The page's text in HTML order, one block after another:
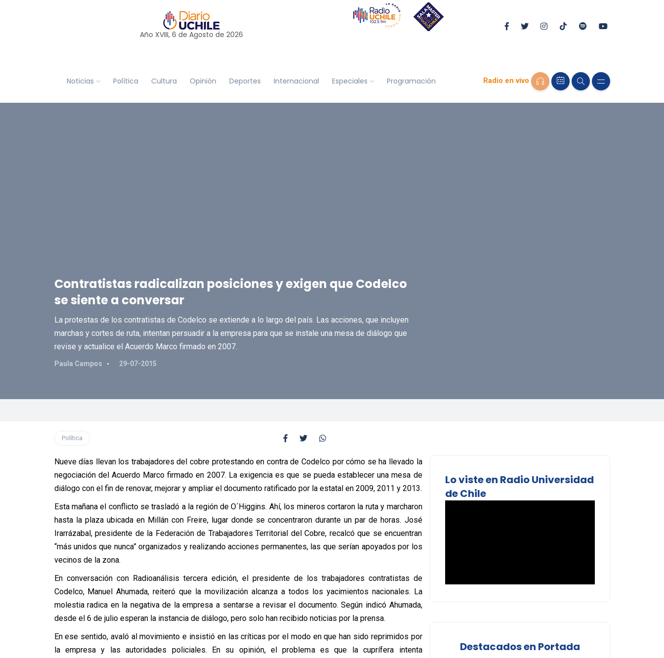
Año XVIII, 6 de Agosto de 2026
Noticias Política Cultura Opinión Deportes Internacional Especiales Programación Radio en vivo
Contratistas radicalizan posiciones y exigen que Codelco
se siente a conversar
La protestas de los contratistas de Codelco se extiende a lo largo del país. Las acciones, que incluyen
marchas y cortes de ruta, intentan persuadir a la empresa para que se instale una mesa de diálogo que
revise y actualice el Acuerdo Marco firmado en 2007.
Paula Campos 29-07-2015
Política
Nueve días llevan los trabajadores del cobre protestando en contra de Codelco por cómo se ha llevado la
negociación del Acuerdo Marco firmado en 2007. La exigencia es que se pueda establecer una mesa de
diálogo con el fin de renovar, mejorar y ampliar el documento ratificado por la estatal en 2009, 2011 y 2013.
Esta mañana el conflicto se trasladó a la región de O´Higgins. Ahí, los mineros cortaron la ruta y marcharon
hasta la plaza ubicada en Millán con Freire, lugar donde se concentraron durante un par de horas. José
Irarrázabal, presidente de la Federación de Trabajadores Territorial del Cobre, recalcó que se encuentran
“más unidos que nunca” organizados y realizando acciones permanentes, las que serían apoyados por los
vecinos de la zona.
En conversación con Radioanálisis tercera edición, el presidente de los trabajadores contratistas de
Codelco, Manuel Ahumada, reiteró que la movilización alcanza a todos los yacimientos nacionales. La
molestia radica en la negativa de la empresa a sentarse a revisar el documento. Según indicó Ahumada,
desde el 6 de julio esperan la instancia de diálogo, pero solo han recibido noticias por la prensa.
En ese sentido, avaló al movimiento e insistió en las críticas por el modo en que han sido reprimidos por
la empresa y las autoridades policiales. En su opinión, el problema es que la cuprífera intenta
Lo viste en Radio Universidad
de Chile
Destacados en Portada